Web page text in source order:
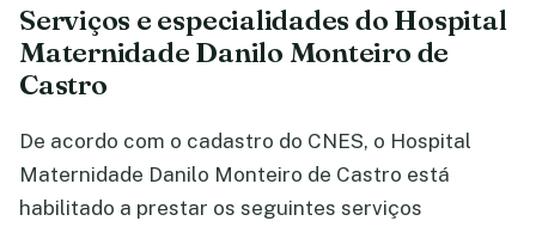
Serviços e especialidades do Hospital
Maternidade Danilo Monteiro de
Castro
De acordo com o cadastro do CNES, o Hospital
Maternidade Danilo Monteiro de Castro está
habilitado a prestar os seguintes serviços